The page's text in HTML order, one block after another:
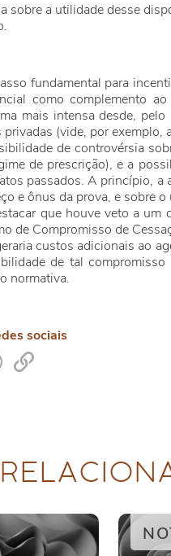
sobre a utilidade desse
fundamental para
como complemento
mais intensa desde,
privadas (vide, por
de controvérsia
de prescrição), e a
passados. A princípio,
e ônus da prova, e sobre
que houve veto a
de Compromisso de
custos adicionais ao
de tal
normativa.
sociais